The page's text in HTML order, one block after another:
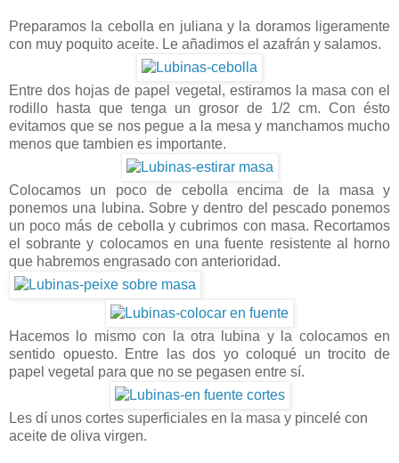
Preparamos la cebolla en juliana y la doramos ligeramente
con muy poquito aceite. Le añadimos el azafrán y salamos.
Entre dos hojas de papel vegetal, estiramos la masa con el
rodillo hasta que tenga un grosor de 1/2 cm. Con ésto
evitamos que se nos pegue a la mesa y manchamos mucho
menos que tambien es importante.
Colocamos un poco de cebolla encima de la masa y
ponemos una lubina. Sobre y dentro del pescado ponemos
un poco más de cebolla y cubrimos con masa. Recortamos
el sobrante y colocamos en una fuente resistente al horno
que habremos engrasado con anterioridad.
Hacemos lo mismo con la otra lubina y la colocamos en
sentido opuesto. Entre las dos yo coloqué un trocito de
papel vegetal para que no se pegasen entre sí.
Les dí unos cortes superficiales en la masa y pincelé con
aceite de oliva virgen.